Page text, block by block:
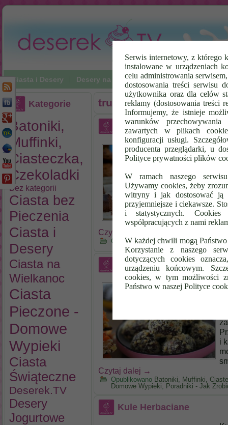
Serwis internetowy, z którego
instalowane w urządzeniach
celu administrowania
dostosowania treści serwisu
użytkownika oraz dla celów
reklamy (dostosowania treści
Informujemy, że istnieje
warunków
zawartych w plikach
konfiguracji usługi.
producenta przeglądarki, u
Polityce prywatności plików
W ramach naszego
Używamy cookies, żeby
witryny i jak dostosować ją
przyjemniejsze i ciekawsze.
i statystycznych.
współpracujących z nami
W każdej chwili mogą
Korzystanie z naszego
dotyczących cookies
urządzeniu końcowym.
cookies, w tym możliwości
Państwo w naszej Polityce
Ciasta i Desery Desery na zimno Napoje Poradniki
Kategorie
Batoniki,
Muffinki,
Ciasteczka,
Czekoladki
Bez kategorii
Ciasta bez
Pieczenia
Ciasta i
Desery
Ciasta na
Wielkanoc
Ciasta
Pieczone -
Domowe
Wypieki
Ciasta
Świąteczne
Deserek.TV
Desery
Jogurtowe
trufelki
Trufle Czekoladowe
Czytaj dalej
Opublikowano Batoniki, Muffinki,
Bajaderki przepis
i
Czytaj dalej →
Opublikowano Batoniki, Muffinki,
Domowe Wypieki, Poradniki - Jak
Kule Herbaciane